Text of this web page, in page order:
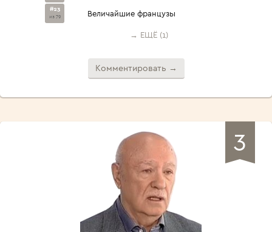
#23
из 79 Величайшие французы
→ ЕЩЁ (1)
Комментировать →
3